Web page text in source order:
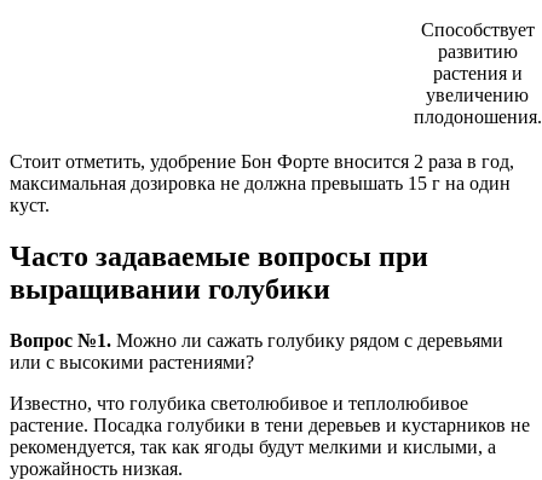
Способствует
развитию
растения и
увеличению
плодоношения.
Стоит отметить, удобрение Бон Форте вносится 2 раза в год,
максимальная дозировка не должна превышать 15 г на один
куст.
Часто задаваемые вопросы при
выращивании голубики
Вопрос №1. Можно ли сажать голубику рядом с деревьями
или с высокими растениями?
Известно, что голубика светолюбивое и теплолюбивое
растение. Посадка голубики в тени деревьев и кустарников не
рекомендуется, так как ягоды будут мелкими и кислыми, а
урожайность низкая.